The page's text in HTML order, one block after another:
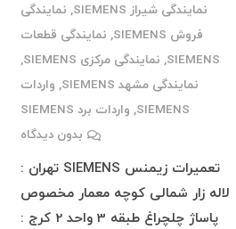
نمایندگی شیراز SIEMENS
, نمایندگی
فروش SIEMENS
, نمایندگی قطعات
SIEMENS
, نمایندگی مرکزی SIEMENS
,
نمایندگی مشهد SIEMENS
, واردات
SIEMENS
, واردات برد SIEMENS
بدون دیدگاه
تعمیرات زیمنس SIEMENS تهران :
لاله زار شمالی کوچه معمار مخصوص
پاساژ چلچراغ طبقه 3 واحد 2 کرج :